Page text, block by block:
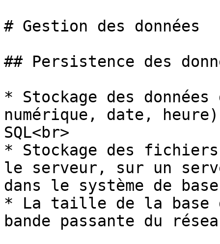
# Gestion des données
## Persistence des
* Stockage des
numérique, date,
SQL<br>
* Stockage des
le serveur, sur un
dans le système de
* La taille de la base
bande passante du